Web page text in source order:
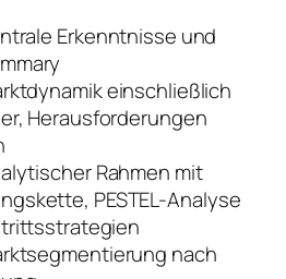
Erkenntnisse und
einschließlich
Herausforderungen
Rahmen mit
PESTEL-Analyse
nach